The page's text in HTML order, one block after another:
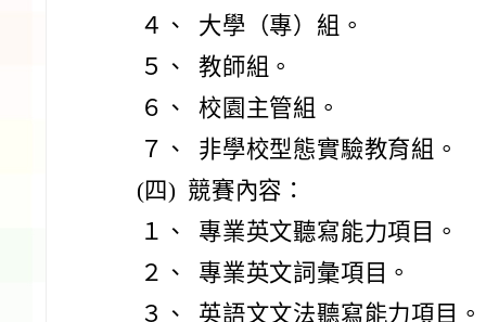
４、
大學（專）組。
５、
教師組。
６、
校園主管組。
７、
非學校型態實驗教育組。
(四) 競賽內容：
１、
專業英文聽寫能力項目。
２、
專業英文詞彙項目。
３、
英語文文法聽寫能力項目。